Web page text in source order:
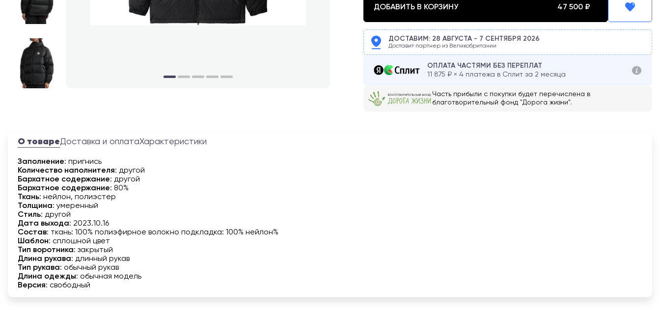
ДОБАВИТЬ В КОРЗИНУ 47 500 ₽
ДОСТАВИМ: 28 АВГУСТА - 7 СЕНТЯБРЯ 2026
Доставит партнер из Великобритании
ОПЛАТА ЧАСТЯМИ БЕЗ ПЕРЕПЛАТ
11 875 ₽ × 4 платежа в Сплит за 2 месяца
Часть прибыли с покупки будет перечислена в
благотворительный фонд "Дорога жизни".
О товареДоставка и оплатаХарактеристики
Заполнение: пригнись
Количество наполнителя: другой
Бархатное содержание: другой
Бархатное содержание: 80%
Ткань: нейлон, полиэстер
Толщина: умеренный
Стиль: другой
Дата выхода: 2023.10.16
Состав: ткань: 100% полиэфирное волокно подкладка: 100% нейлон%
Шаблон: сплошной цвет
Тип воротника: закрытый
Длина рукава: длинный рукав
Тип рукава: обычный рукав
Длина одежды: обычная модель
Версия: свободный